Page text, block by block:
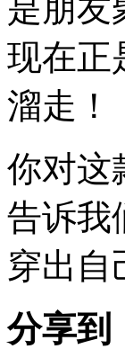
是朋友
现在正
溜走！
你对这
告诉我
穿出自
分享到